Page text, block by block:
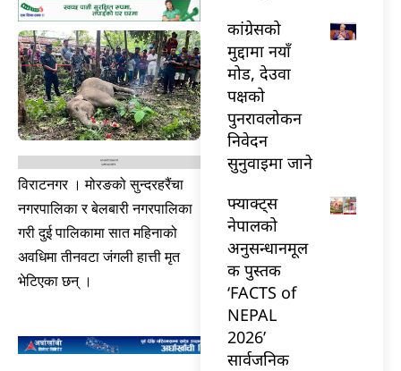
विराटनगर । मोरङको सुन्दरहरैंचा
नगरपालिका र बेलबारी नगरपालिका
गरी दुई पालिकामा सात महिनाको
अवधिमा तीनवटा जंगली हात्ती मृत
भेटिएका छन् ।
कांग्रेसको
मुद्दामा नयाँ
मोड, देउवा
पक्षको
पुनरावलोकन
निवेदन
सुनुवाइमा जाने
फ्याक्ट्स
नेपालको
अनुसन्धानमूल
क पुस्तक
‘FACTS of
NEPAL
2026’
सार्वजनिक